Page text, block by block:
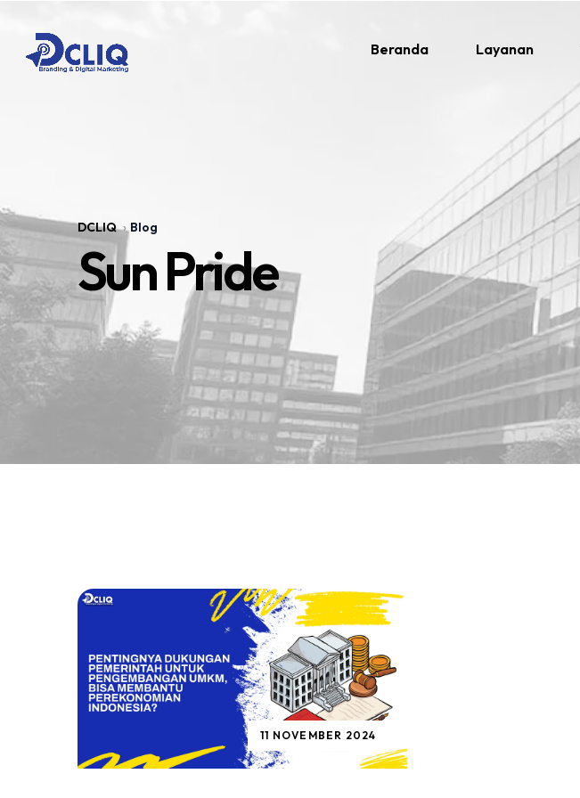
Beranda Layanan
DCLIQ Blog
Sun Pride
11 NOVEMBER 2024